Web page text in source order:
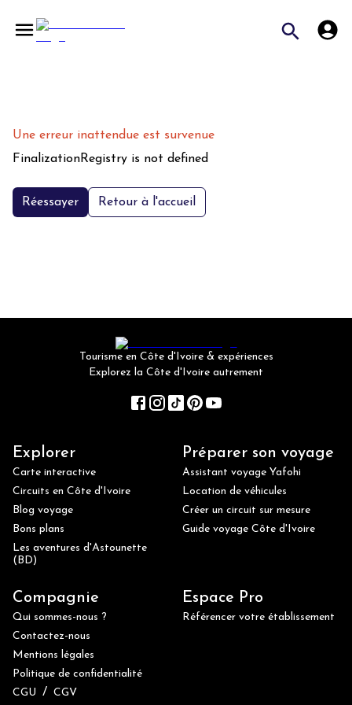
Une erreur inattendue est survenue
FinalizationRegistry is not defined
Réessayer Retour à l'accueil
Tourisme en Côte d'Ivoire & expériences
Explorez la Côte d'Ivoire autrement
Explorer
Carte interactive
Circuits en Côte d'Ivoire
Blog voyage
Bons plans
Les aventures d'Astounette
(BD)
Préparer son voyage
Assistant voyage Yafohi
Location de véhicules
Créer un circuit sur mesure
Guide voyage Côte d'Ivoire
Compagnie
Qui sommes-nous ?
Contactez-nous
Mentions légales
Politique de confidentialité
CGU / CGV
Espace Pro
Référencer votre établissement